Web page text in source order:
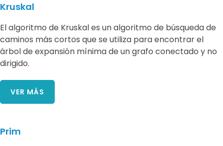
Kruskal
El algoritmo de Kruskal es un algoritmo de búsqueda de
caminos más cortos que se utiliza para encontrar el
árbol de expansión mínima de un grafo conectado y no
dirigido.
VER MÁS
Prim